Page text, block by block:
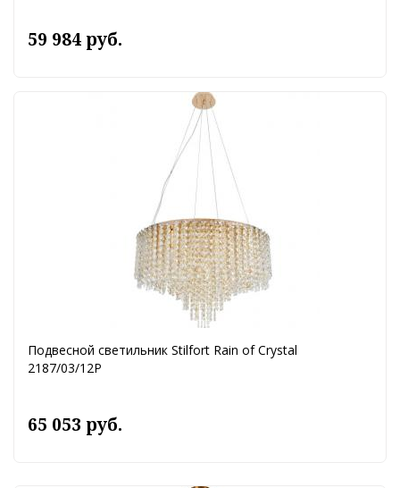
59 984 руб.
Подвесной светильник Stilfort Rain of Crystal
2187/03/12P
65 053 руб.